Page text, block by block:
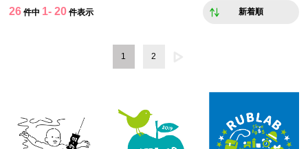
26 件中 1- 20 件表示 新着順
1 2